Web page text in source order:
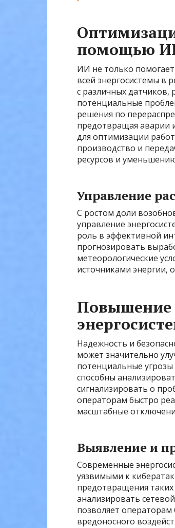
помощью
ИИ не только
всей энергосистемы в
с различных датчиков,
потенциальные
решения по
предотвращая аварии
для оптимизации
производство и
ресурсов и
Управление
С ростом доли
управление
роль в эффективной
прогнозировать
метеорологические
источниками энергии,
Повышение
Надежность и
может значительно
потенциальные
способны
сигнализировать о
операторам быстро
масштабные
Выявление и
Современные
уязвимыми к
предотвращения
анализировать
позволяет операторам
вредоносного